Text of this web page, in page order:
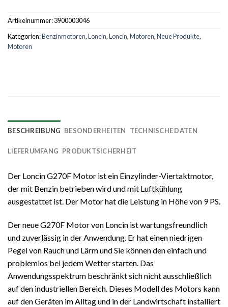
Artikelnummer:3900003046
Kategorien:Benzinmotoren,Loncin,Loncin,Motoren,Neue Produkte,
Motoren
BESCHREIBUNG BESONDERHEITEN TECHNISCHE DATEN
LIEFERUMFANG PRODUKTSICHERHEIT
Der Loncin G270F Motor ist ein Einzylinder-Viertaktmotor,
der mit Benzin betrieben wird und mit Luftkühlung
ausgestattet ist. Der Motor hat die Leistung in Höhe von 9 PS.
Der neue G270F Motor von Loncin ist wartungsfreundlich
und zuverlässig in der Anwendung. Er hat einen niedrigen
Pegel von Rauch und Lärm und Sie können den einfach und
problemlos bei jedem Wetter starten. Das
Anwendungsspektrum beschränkt sich nicht ausschließlich
auf den industriellen Bereich. Dieses Modell des Motors kann
auf den Geräten im Alltag und in der Landwirtschaft installiert